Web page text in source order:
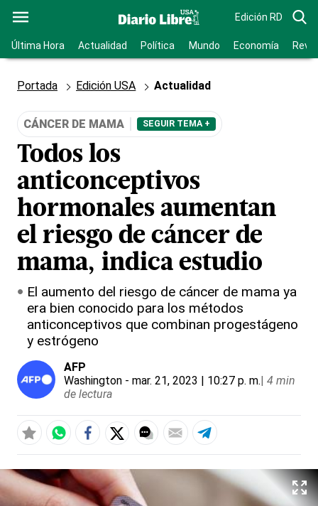
Edición RD
Última Hora Actualidad Política Mundo Economía
Portada Edición USA Actualidad
CÁNCER DE MAMA SEGUIR TEMA +
Todos los
anticonceptivos
hormonales aumentan
el riesgo de cáncer de
mama, indica estudio
El aumento del riesgo de cáncer de mama ya
era bien conocido para los métodos
anticonceptivos que combinan progestágeno
y estrógeno
AFP
Washington - mar. 21, 2023 | 10:27 p. m.| 4 min
de lectura